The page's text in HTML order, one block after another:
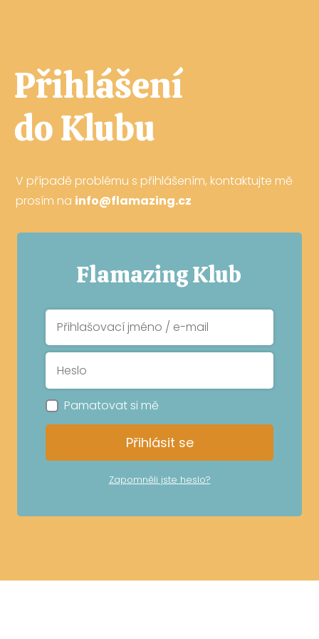
Přihlášení
do Klubu
V případě problému s přihlášením, kontaktujte mě
prosím na info@flamazing.cz
Flamazing Klub
Pamatovat si mě
Přihlásit se
Zapomněli jste heslo?